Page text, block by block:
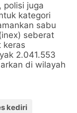
polisi juga
kategori
sabu
seberat
keras
2.041.553
di wilayah
kediri